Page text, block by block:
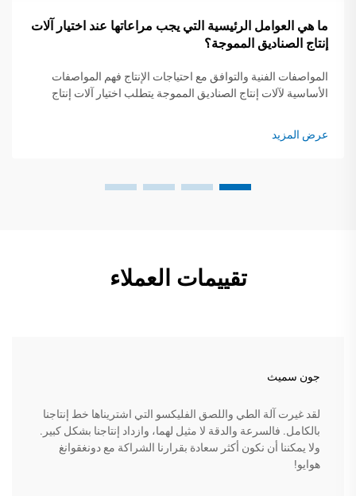
ما هي العوامل الرئيسية التي يجب مراعاتها عند اختيار آلات
إنتاج الصناديق المموجة؟
المواصفات الفنية والتوافق مع احتياجات الإنتاج فهم المواصفات
الأساسية لآلات إنتاج الصناديق المموجة يتطلب اختيار آلات إنتاج
التشغيل...
عرض المزيد
تقييمات العملاء
جون سميث
لقد غيرت آلة الطي واللصق الفليكسو التي اشتريناها خط إنتاجنا
بالكامل. فالسرعة والدقة لا مثيل لهما، وازداد إنتاجنا بشكل كبير.
ولا يمكننا أن نكون أكثر سعادة بقرارنا الشراكة مع دونغقوانغ
هوايو!